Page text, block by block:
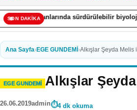
SON DAKİKAsürdürülebilir biyolojik mücadele
Ana Sayfa›EGE GUNDEMİ ›Alkışlar Şeyda Melis
EGE GUNDEMİ Alkışlar
26.06.2019admin 4 dk okuma